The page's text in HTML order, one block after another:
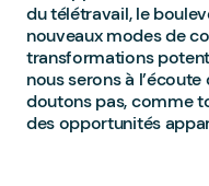
du télétravail, le
nouveaux modes de
transformations
nous serons à
doutons pas, comme
des opportunités